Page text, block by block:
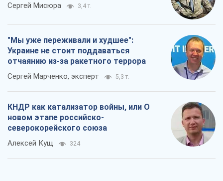
Сергей Мисюра 3,4 т.
"Мы уже переживали и худшее":
Украине не стоит поддаваться
отчаянию из-за ракетного террора
Сергей Марченко, эксперт 5,3 т.
КНДР как катализатор войны, или О
новом этапе российско-
северокорейского союза
Алексей Кущ 324